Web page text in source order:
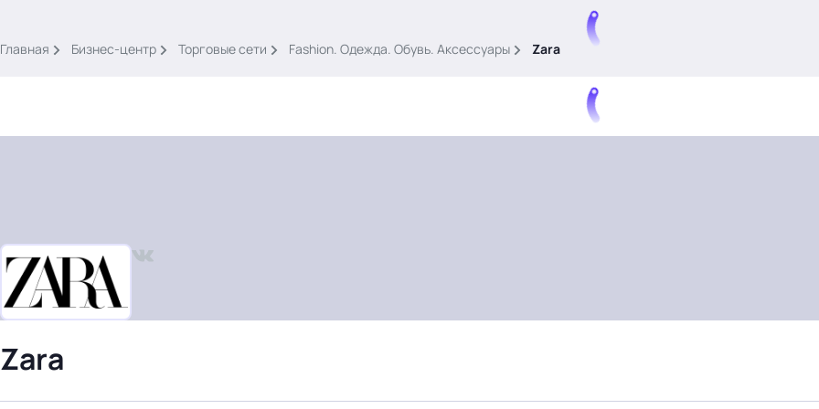
Войти
картина дня
темы
материалы
события
Главная Бизнес-центр Торговые сети Fashion. Одежда. Обувь. Аксессуары Zara
Zara